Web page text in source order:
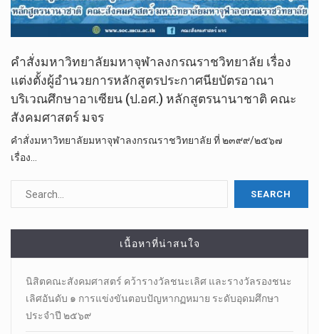
คำสั่งมหาวิทยาลัยมหาจุฬาลงกรณราชวิทยาลัย เรื่อง
แต่งตั้งผู้อำนวยการหลักสูตรประกาศนียบัตรอาณา
บริเวณศึกษาอาเซียน (ป.อศ.) หลักสูตรนานาชาติ คณะ
สังคมศาสตร์ มจร
คำสั่งมหาวิทยาลัยมหาจุฬาลงกรณราชวิทยาลัย ที่ ๒๓๙๙/๒๕๖๗
เรื่อง…
เนื้อหาที่น่าสนใจ
นิสิตคณะสังคมศาสตร์​ คว้ารางวัลชนะเลิศ และรางวัลรองชนะ
เลิศอันดับ ๑ การแข่งขันตอบปัญหากฏหมาย ระดับอุดมศึกษา
ประจำปี ๒๕๖๙